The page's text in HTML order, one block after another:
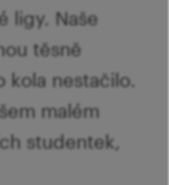
ligy. Naše
těsně
kola nestačilo.
malém
studentek,